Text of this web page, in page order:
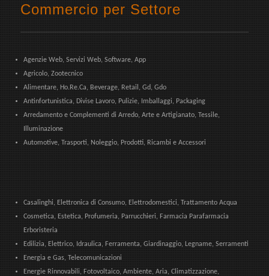
Commercio per Settore
Agenzie Web, Servizi Web, Software, App
Agricolo, Zootecnico
Alimentare, Ho.Re.Ca, Beverage, Retail, Gd, Gdo
Antinfortunistica, Divise Lavoro, Pulizie, Imballaggi, Packaging
Arredamento e Complementi di Arredo, Arte e Artigianato, Tessile,
Illuminazione
Automotive, Trasporti, Noleggio, Prodotti, Ricambi e Accessori
Casalinghi, Elettronica di Consumo, Elettrodomestici, Trattamento Acqua
Cosmetica, Estetica, Profumeria, Parrucchieri, Farmacia Parafarmacia
Erboristeria
Edilizia, Elettrico, Idraulica, Ferramenta, Giardinaggio, Legname, Serramenti
Energia e Gas, Telecomunicazioni
Energie Rinnovabili, Fotovoltaico, Ambiente, Aria, Climatizzazione,